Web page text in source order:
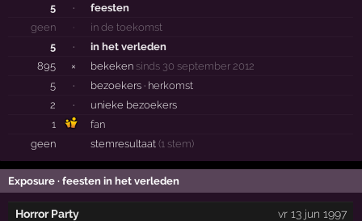
5 ·
feesten
geen
·
in de toekomst
5
·
in het verleden
895
× bekeken sinds 30 september 2012
5
· bezoekers · herkomst
2
·
unieke bezoekers
1
fan
geen
stemresultaat(1 stem)
Exposure · feesten in het verleden
Horror Party vr 13 jun 1997